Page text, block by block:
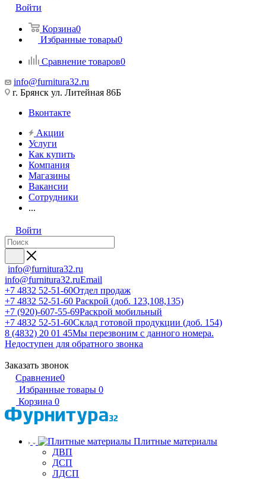
Войти
Корзина0
Избранные товары0
Сравнение товаров0
info@furnitura32.ru
г. Брянск ул. Литейная 86Б
Вконтакте
Акции
Услуги
Как купить
Компания
Магазины
Вакансии
Сотрудники
...
Войти
info@furnitura32.ru
info@furnitura32.ruEmail
+7 4832 52-51-60Отдел продаж
+7 4832 52-51-60 Раскрой (доб. 123,108,135)
+7 (920)-607-55-69Раскрой мобильный
+7 4832 52-51-60Склад готовой продукции (доб. 154)
8 (4832) 20 01 45Мы перезвоним с данного номера.
Недоступен для обратного звонка
Заказать звонок
Сравнение0
Избранные товары 0
Корзина 0
Плитные материалы
ДВП
ДСП
ЛДСП